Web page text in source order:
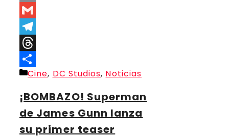
Copy
Link
Gmail
Telegram
Threads
Compartir
Categorías
Cine, DC Studios, Noticias
¡BOMBAZO! Superman
de James Gunn lanza
su primer teaser